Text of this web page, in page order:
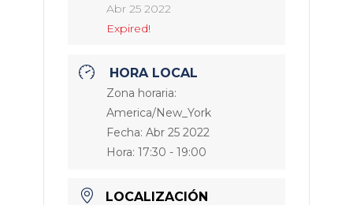
Abr 25 2022
Expired!
HORA LOCAL
Zona horaria:
America/New_York
Fecha: Abr 25 2022
Hora: 17:30 - 19:00
LOCALIZACIÓN